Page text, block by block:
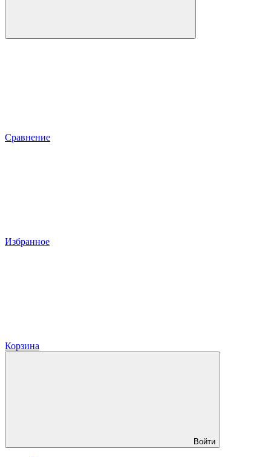
Сравнение
Избранное
Корзина
Войти